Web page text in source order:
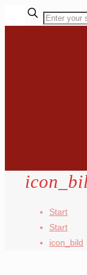
Start
Start
icon_bild